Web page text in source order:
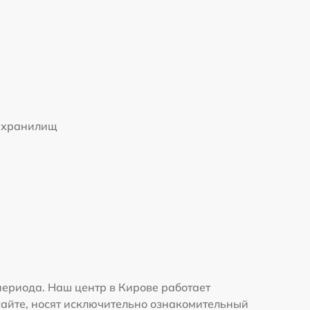
Наш центр в Кирове работает
носят исключительно ознакомительный